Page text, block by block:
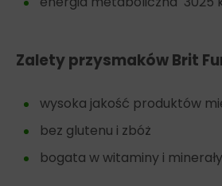
Zalety przysmaków Brit
wysoka jakość produktów
bez glutenu i zbóż
bogata w witaminy i minerały